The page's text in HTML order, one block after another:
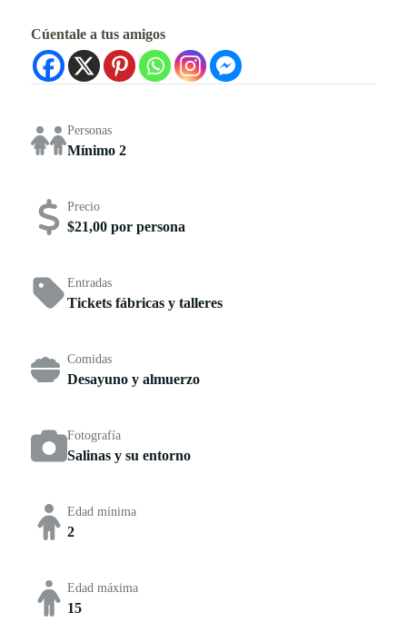
Cúentale a tus amigos
Personas
Mínimo 2
Precio
$21,00 por persona
Entradas
Tickets fábricas y talleres
Comidas
Desayuno y almuerzo
Fotografía
Salinas y su entorno
Edad mínima
2
Edad máxima
15